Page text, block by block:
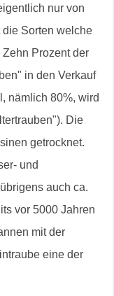
nur von
die Sorten welche
Prozent der
in den Verkauf
nämlich 80%, wird
Die
getrocknet.
und
auch ca.
vor 5000 Jahren
mit der
eine der